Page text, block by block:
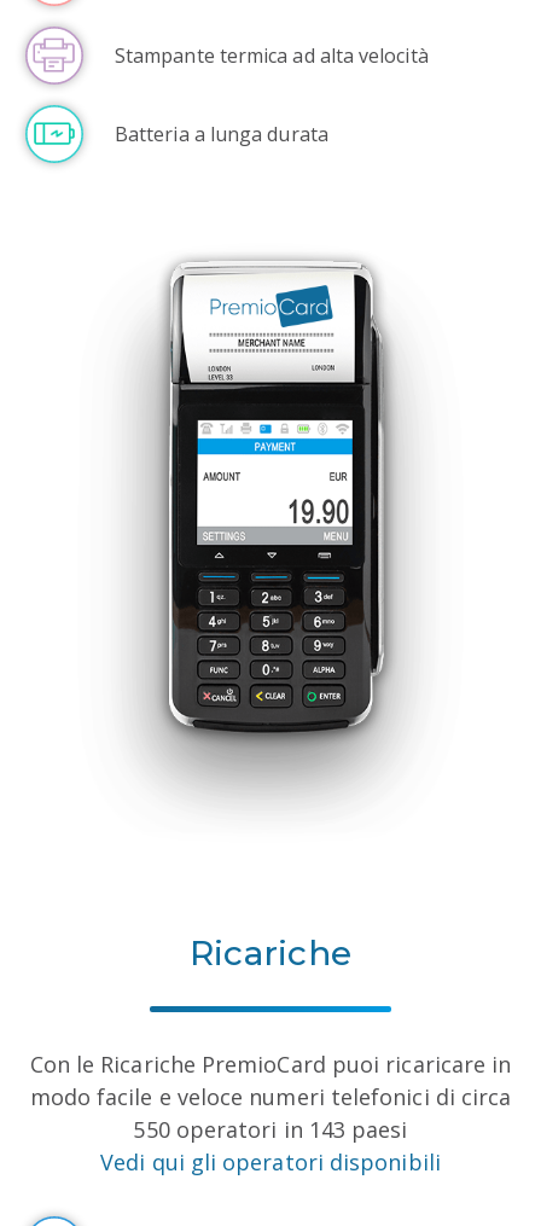
Stampante termica ad alta velocità
Batteria a lunga durata
Ricariche
Con le Ricariche PremioCard puoi ricaricare in
modo facile e veloce numeri telefonici di circa
550 operatori in 143 paesi
Vedi qui gli operatori disponibili